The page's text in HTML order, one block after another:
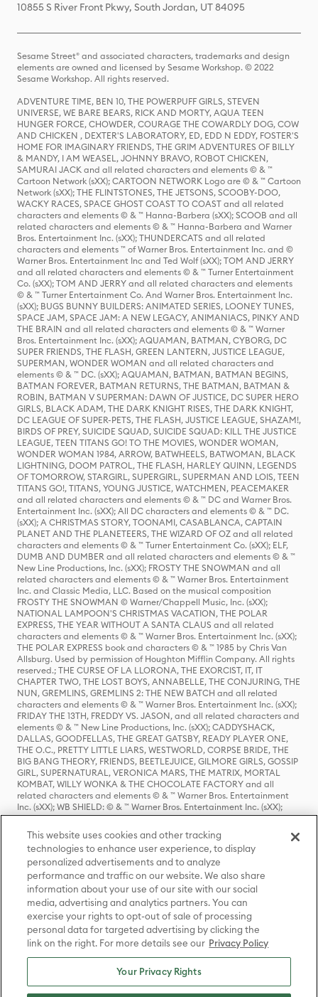
10855 S River Front Pkwy, South Jordan, UT 84095
Sesame Street® and associated characters, trademarks and design
elements are owned and licensed by Sesame Workshop. © 2022
Sesame Workshop. All rights reserved.
ADVENTURE TIME, BEN 10, THE POWERPUFF GIRLS, STEVEN
UNIVERSE, WE BARE BEARS, RICK AND MORTY, AQUA TEEN
HUNGER FORCE, CHOWDER, COURAGE THE COWARDLY DOG, COW
AND CHICKEN , DEXTER'S LABORATORY, ED, EDD N EDDY, FOSTER'S
HOME FOR IMAGINARY FRIENDS, THE GRIM ADVENTURES OF BILLY
& MANDY, I AM WEASEL, JOHNNY BRAVO, ROBOT CHICKEN,
SAMURAI JACK and all related characters and elements © & ™
Cartoon Network (sXX); CARTOON NETWORK Logo are © & ™ Cartoon
Network (sXX); THE FLINTSTONES, THE JETSONS, SCOOBY-DOO,
WACKY RACES, SPACE GHOST COAST TO COAST and all related
characters and elements © & ™ Hanna-Barbera (sXX); SCOOB and all
related characters and elements © & ™ Hanna-Barbera and Warner
Bros. Entertainment Inc. (sXX); THUNDERCATS and all related
characters and elements ™ of Warner Bros. Entertainment Inc. and ©
Warner Bros. Entertainment Inc and Ted Wolf (sXX); TOM AND JERRY
and all related characters and elements © & ™ Turner Entertainment
Co. (sXX); TOM AND JERRY and all related characters and elements
© & ™ Turner Entertainment Co. And Warner Bros. Entertainment Inc.
(sXX); BUGS BUNNY BUILDERS: ANIMATED SERIES, LOONEY TUNES,
SPACE JAM, SPACE JAM: A NEW LEGACY, ANIMANIACS, PINKY AND
THE BRAIN and all related characters and elements © & ™ Warner
Bros. Entertainment Inc. (sXX); AQUAMAN, BATMAN, CYBORG, DC
SUPER FRIENDS, THE FLASH, GREEN LANTERN, JUSTICE LEAGUE,
SUPERMAN, WONDER WOMAN and all related characters and
elements © & ™ DC. (sXX); AQUAMAN, BATMAN, BATMAN BEGINS,
BATMAN FOREVER, BATMAN RETURNS, THE BATMAN, BATMAN &
ROBIN, BATMAN V SUPERMAN: DAWN OF JUSTICE, DC SUPER HERO
GIRLS, BLACK ADAM, THE DARK KNIGHT RISES, THE DARK KNIGHT,
DC LEAGUE OF SUPER-PETS, THE FLASH, JUSTICE LEAGUE, SHAZAM!,
BIRDS OF PREY, SUICIDE SQUAD, SUICIDE SQUAD: KILL THE JUSTICE
LEAGUE, TEEN TITANS GO! TO THE MOVIES, WONDER WOMAN,
WONDER WOMAN 1984, ARROW, BATWHEELS, BATWOMAN, BLACK
LIGHTNING, DOOM PATROL, THE FLASH, HARLEY QUINN, LEGENDS
OF TOMORROW, STARGIRL, SUPERGIRL, SUPERMAN AND LOIS, TEEN
TITANS GO!, TITANS, YOUNG JUSTICE, WATCHMEN, PEACEMAKER
and all related characters and elements © & ™ DC and Warner Bros.
Entertainment Inc. (sXX); All DC characters and elements © & ™ DC.
(sXX); A CHRISTMAS STORY, TOONAMI, CASABLANCA, CAPTAIN
PLANET AND THE PLANETEERS, THE WIZARD OF OZ and all related
characters and elements © & ™ Turner Entertainment Co. (sXX); ELF,
DUMB AND DUMBER and all related characters and elements © & ™
New Line Productions, Inc. (sXX); FROSTY THE SNOWMAN and all
related characters and elements © & ™ Warner Bros. Entertainment
Inc. and Classic Media, LLC. Based on the musical composition
FROSTY THE SNOWMAN © Warner/Chappell Music, Inc. (sXX);
NATIONAL LAMPOON'S CHRISTMAS VACATION, THE POLAR
EXPRESS, THE YEAR WITHOUT A SANTA CLAUS and all related
characters and elements © & ™ Warner Bros. Entertainment Inc. (sXX);
THE POLAR EXPRESS book and characters © & ™ 1985 by Chris Van
Allsburg. Used by permission of Houghton Mifflin Company. All rights
reserved.; THE CURSE OF LA LLORONA, THE EXORCIST, IT, IT
CHAPTER TWO, THE LOST BOYS, ANNABELLE, THE CONJURING, THE
NUN, GREMLINS, GREMLINS 2: THE NEW BATCH and all related
characters and elements © & ™ Warner Bros. Entertainment Inc. (sXX);
FRIDAY THE 13TH, FREDDY VS. JASON, and all related characters and
elements © & ™ New Line Productions, Inc. (sXX); CADDYSHACK,
DALLAS, GOODFELLAS, THE GREAT GATSBY, READY PLAYER ONE,
THE O.C., PRETTY LITTLE LIARS, WESTWORLD, CORPSE BRIDE, THE
BIG BANG THEORY, FRIENDS, BEETLEJUICE, GILMORE GIRLS, GOSSIP
GIRL, SUPERNATURAL, VERONICA MARS, THE MATRIX, MORTAL
KOMBAT, WILLY WONKA & THE CHOCOLATE FACTORY and all
related characters and elements © & ™ Warner Bros. Entertainment
Inc. (sXX); WB SHIELD: © & ™ Warner Bros. Entertainment Inc. (sXX);
HOUSE OF THE DRAGON, GAME OF THRONES, and all related
characters and elements © & ™ Home Box Office, Inc. (sXX); CHILLING
ADVENTURES OF SABRINA, RIVERDALE © & ™ Warner Bros.
Entertainment Inc. Archie Comics and all related characters and
elements © & ™ Archie Comic Publications, Inc. Used with permission.
(sXX); SEINFELD and all related characters and elements © & ™ Castle
Rock Entertainment. (sXX); TED LASSO © & ™ Warner Bros.
Entertainment Inc. & Universal Television LLC (sXX); THE HOBBIT: AN
UNEXPECTED JOURNEY, THE HOBBIT: THE DESOLATION OF SMAUG,
THE HOBBIT: THE BATTLE OF THE FIVE ARMIES, THE LORD OF THE
RINGS: THE FELLOWSHIP OF THE RING, THE LORD OF THE RINGS: THE
TWO TOWERS, THE LORD OF THE RINGS: THE RETURN OF THE KING
and the names of the characters, items, events and places therein are
TM of The Saul Zaentz Company d/b/a Middle-earth Enterprises
under license to New Line Productions, Inc. (sXX), © Warner Bros.
Entertainment Inc. All rights reserved; WHERE THE WILD THINGS ARE
This website uses cookies and other tracking
technologies to enhance user experience, to display
personalized advertisements and to analyze
performance and traffic on our website. We also share
information about your use of our site with our social
media, advertising and analytics partners. You can
exercise your rights to opt-out of sale of processing
personal data for targeted advertising by clicking the
link on the right. For more details see our Privacy Policy
Your Privacy Rights